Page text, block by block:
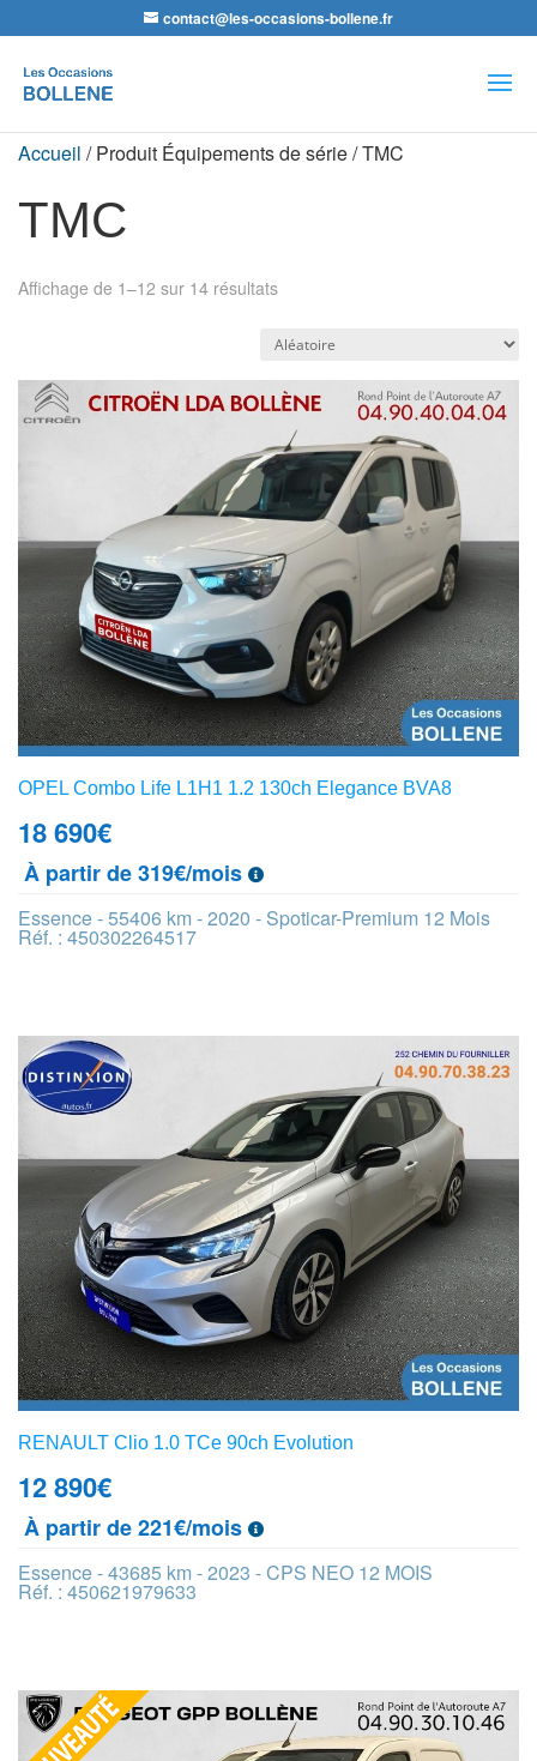
contact@les-occasions-bollene.fr
de
produits
Accueil / Produit Équipements de série / TMC
TMC
Affichage de 1–12 sur 14 résultats
OPEL Combo Life L1H1 1.2 130ch Elegance BVA8
18 690€
À partir de 319€/mois
Essence - 55406 km - 2020 - Spoticar-Premium 12 Mois
Réf. : 450302264517
RENAULT Clio 1.0 TCe 90ch Evolution
12 890€
À partir de 221€/mois
Essence - 43685 km - 2023 - CPS NEO 12 MOIS
Réf. : 450621979633